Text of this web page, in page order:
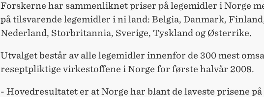
Forskerne har sammenliknet priser på legemidler i Norge
på tilsvarende legemidler i ni land: Belgia, Danmark,
Nederland, Storbritannia, Sverige, Tyskland og Østerrike.
Utvalget består av alle legemidler innenfor de 300 mest
reseptpliktige virkestoffene i Norge for første halvår 2008.
- Hovedresultatet er at Norge har blant de laveste prisene på